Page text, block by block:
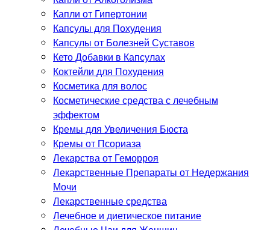
Капли от Гипертонии
Капсулы для Похудения
Капсулы от Болезней Суставов
Кето Добавки в Капсулах
Коктейли для Похудения
Косметика для волос
Косметические средства с лечебным
эффектом
Кремы для Увеличения Бюста
Кремы от Псориаза
Лекарства от Геморроя
Лекарственные Препараты от Недержания
Мочи
Лекарственные средства
Лечебное и диетическое питание